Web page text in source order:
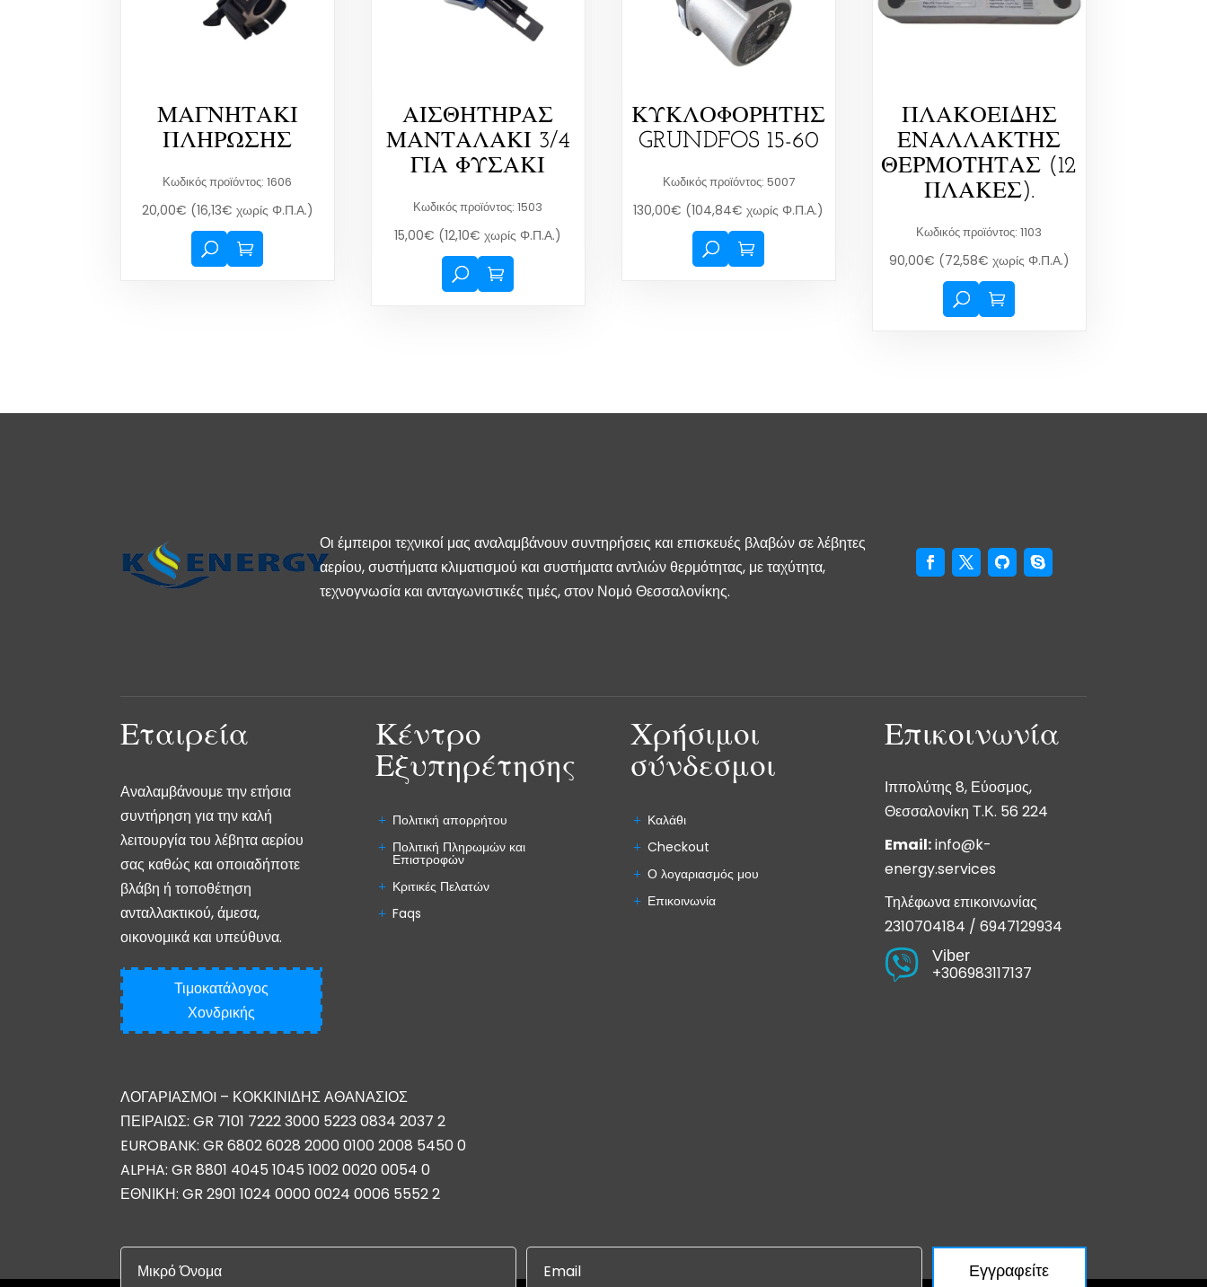
ΜΑΓΝΗΤΑΚΙ
ΠΛΗΡΩΣΗΣ
Κωδικός προϊόντος: 1606
20,00€ (16,13€ χωρίς Φ.Π.Α.)
ΑΙΣΘΗΤΗΡΑΣ
ΜΑΝΤΑΛΑΚΙ 3/4
ΓΙΑ ΦΥΣΑΚΙ
Κωδικός προϊόντος: 1503
15,00€ (12,10€ χωρίς Φ.Π.Α.)
ΚΥΚΛΟΦΟΡΗΤΗΣ
GRUNDFOS 15-60
Κωδικός προϊόντος: 5007
130,00€ (104,84€ χωρίς Φ.Π.Α.)
ΠΛΑΚΟΕΙΔΗΣ
ΕΝΑΛΛΑΚΤΗΣ
ΘΕΡΜΟΤΗΤΑΣ (12
ΠΛΑΚΕΣ).
Κωδικός προϊόντος: 1103
90,00€ (72,58€ χωρίς Φ.Π.Α.)
Οι έμπειροι τεχνικοί μας αναλαμβάνουν συντηρήσεις και επισκευές βλαβών σε λέβητες
αερίου, συστήματα κλιματισμού και συστήματα αντλιών θερμότητας, με ταχύτητα,
τεχνογνωσία και ανταγωνιστικές τιμές, στον Νομό Θεσσαλονίκης.
Εταιρεία
Αναλαμβάνουμε την ετήσια
συντήρηση για την καλή
λειτουργία του λέβητα αερίου
σας καθώς και οποιαδήποτε
βλάβη ή τοποθέτηση
ανταλλακτικού, άμεσα,
οικονομικά και υπεύθυνα.
Τιμοκατάλογος
Χονδρικής
Κέντρο
Εξυπηρέτησης
Πολιτική απορρήτου
Πολιτική Πληρωμών και
Επιστροφών
Κριτικές Πελατών
Faqs
Χρήσιμοι
σύνδεσμοι
Καλάθι
Checkout
Ο λογαριασμός μου
Επικοινωνία
Επικοινωνία
Ιππολύτης 8, Εύοσμος,
Θεσσαλονίκη Τ.Κ. 56 224
Email:info@k-
energy.services
Τηλέφωνα επικοινωνίας
2310704184 /6947129934
 Viber
+306983117137
ΛΟΓΑΡΙΑΣΜΟI – ΚΟΚΚΙΝΙΔΗΣ ΑΘΑΝΑΣΙΟΣ
ΠΕΙΡΑΙΩΣ: GR 7101 7222 3000 5223 0834 2037 2
EUROBANK: GR 6802 6028 2000 0100 2008 5450 0
ALPHA: GR 8801 4045 1045 1002 0020 0054 0
ΕΘΝΙΚΗ: GR 2901 1024 0000 0024 0006 5552 2
Εγγραφείτε